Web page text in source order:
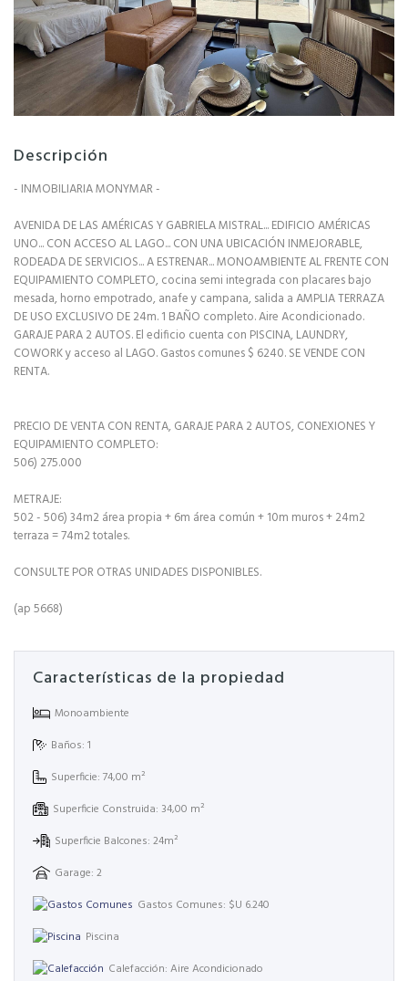
Descripción
- INMOBILIARIA MONYMAR -
AVENIDA DE LAS AMÉRICAS Y GABRIELA MISTRAL... EDIFICIO AMÉRICAS
UNO... CON ACCESO AL LAGO... CON UNA UBICACIÓN INMEJORABLE,
RODEADA DE SERVICIOS... A ESTRENAR... MONOAMBIENTE AL FRENTE CON
EQUIPAMIENTO COMPLETO, cocina semi integrada con placares bajo
mesada, horno empotrado, anafe y campana, salida a AMPLIA TERRAZA
DE USO EXCLUSIVO DE 24m. 1 BAÑO completo. Aire Acondicionado.
GARAJE PARA 2 AUTOS. El edificio cuenta con PISCINA, LAUNDRY,
COWORK y acceso al LAGO. Gastos comunes $ 6240. SE VENDE CON
RENTA.
PRECIO DE VENTA CON RENTA, GARAJE PARA 2 AUTOS, CONEXIONES Y
EQUIPAMIENTO COMPLETO:
506) 275.000
METRAJE:
502 - 506) 34m2 área propia + 6m área común + 10m muros + 24m2
terraza = 74m2 totales.
CONSULTE POR OTRAS UNIDADES DISPONIBLES.
(ap 5668)
Características de la propiedad
Monoambiente
Baños: 1
Superficie: 74,00 m²
Superficie Construida: 34,00 m²
Superficie Balcones: 24m²
Garage: 2
Gastos Comunes: $U 6.240
Piscina
Calefacción: Aire Acondicionado